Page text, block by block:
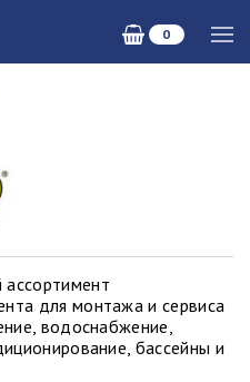
0
ассортимент
для монтажа и сервиса
водоснабжение,
бассейны и